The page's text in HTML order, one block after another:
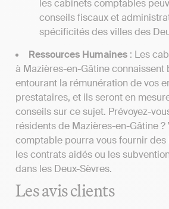
les cabinets comptables
conseils fiscaux et
spécificités des villes des
Ressources Humaines : Les
à Mazières-en-Gâtine connaissent
entourant la rémunération de vos
prestataires, et ils seront en
conseils sur ce sujet. Prévoyez-
résidents de Mazières-en-Gâtine ?
comptable pourra vous fournir
les contrats aidés ou les
dans les Deux-Sèvres.
Les avis clients